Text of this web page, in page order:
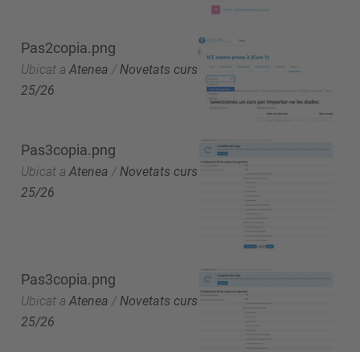
Pas2copia.png
Ubicat a Atenea / Novetats curs
25/26
Pas3copia.png
Ubicat a Atenea / Novetats curs
25/26
Pas3copia.png
Ubicat a Atenea /Novetats curs
25/26